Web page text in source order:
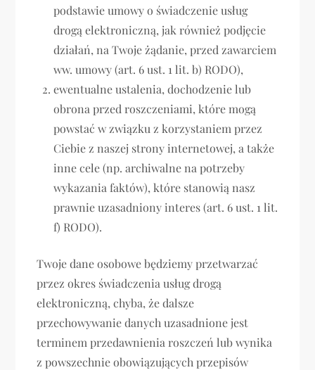
podstawie umowy o świadczenie usług
drogą elektroniczną, jak również podjęcie
działań, na Twoje żądanie, przed zawarciem
ww. umowy (art. 6 ust. 1 lit. b) RODO),
ewentualne ustalenia, dochodzenie lub
obrona przed roszczeniami, które mogą
powstać w związku z korzystaniem przez
Ciebie z naszej strony internetowej, a także
inne cele (np. archiwalne na potrzeby
wykazania faktów), które stanowią nasz
prawnie uzasadniony interes (art. 6 ust. 1 lit.
f) RODO).
Twoje dane osobowe będziemy przetwarzać
przez okres świadczenia usług drogą
elektroniczną, chyba, że dalsze
przechowywanie danych uzasadnione jest
terminem przedawnienia roszczeń lub wynika
z powszechnie obowiązujących przepisów